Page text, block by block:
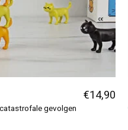
gevolgen
€14,90